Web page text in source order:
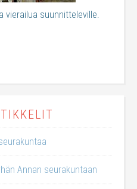
vierailua suunnitteleville.
Annan seurakuntaan